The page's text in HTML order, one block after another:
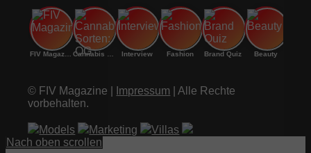
Interview Fashion Brand Quiz Beauty
© FIV Magazine | Impressum | Alle Rechte
vorbehalten.
Models Marketing
Villas
Nach oben scrollen